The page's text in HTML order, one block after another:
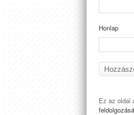
Honlap
Ez az oldal